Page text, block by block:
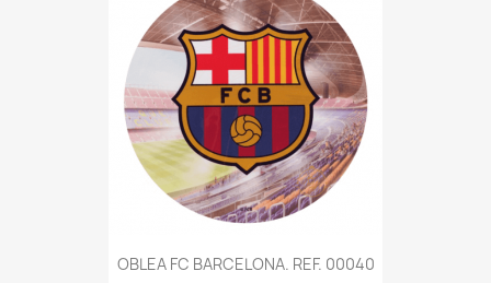
OBLEA FC BARCELONA. REF. 00040